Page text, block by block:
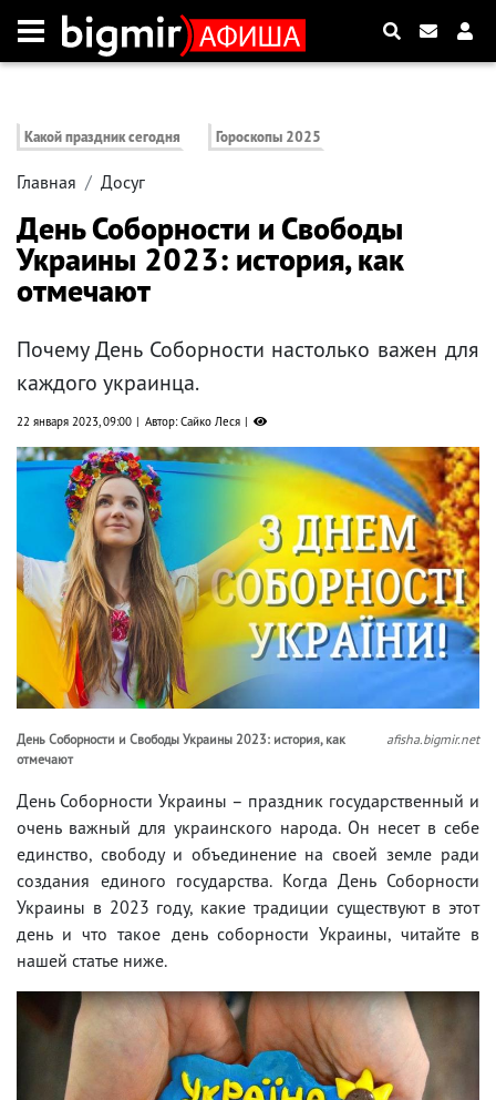
Какой праздник сегодня Гороскопы 2025
Главная Досуг
День Соборности и Свободы
Украины 2023: история, как
отмечают
Почему День Соборности настолько важен для
каждого украинца.
22 января 2023, 09:00 Автор: Сайко Леся
День Соборности и Свободы Украины 2023: история, как
отмечают
afisha.bigmir.net
День Соборности Украины – праздник государственный и
очень важный для украинского народа. Он несет в себе
единство, свободу и объединение на своей земле ради
создания единого государства. Когда День Соборности
Украины в 2023 году, какие традиции существуют в этот
день и что такое день соборности Украины, читайте в
нашей статье ниже.